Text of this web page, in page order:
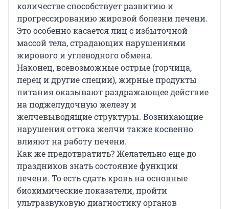
количестве способствует развитию и
прогрессированию жировой болезни печени.
Это особенно касается лиц с избыточной
массой тела, страдающих нарушениями
жирового и углеводного обмена.
Наконец, всевозможные острые (горчица,
перец и другие специи), жирные продукты
питания оказывают раздражающее действие
на поджелудочную железу и
желчевыводящие структуры. Возникающие
нарушения оттока желчи также косвенно
влияют на работу печени.
Как же предотвратить? Желательно еще до
праздников знать состояние функции
печени. То есть сдать кровь на основные
биохимические показатели, пройти
ультразвуковую диагностику органов